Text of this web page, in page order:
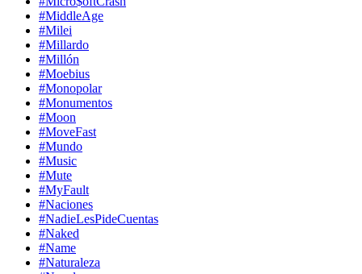
#MiddleAge
#Milei
#Millardo
#Millón
#Moebius
#Monopolar
#Monumentos
#Moon
#MoveFast
#Mundo
#Music
#Mute
#MyFault
#Naciones
#NadieLesPideCuentas
#Naked
#Name
#Naturaleza